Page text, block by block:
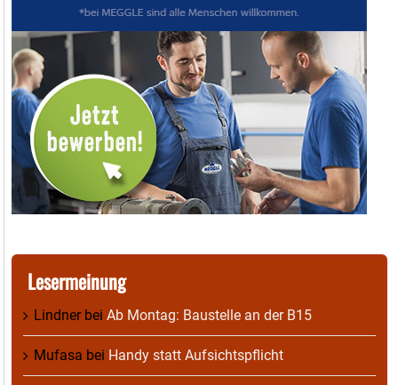
Lesermeinung
Lindnerbei Ab Montag: Baustelle an der B15
Mufasa bei Handy statt Aufsichtspflicht